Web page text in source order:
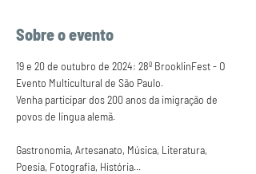
Sobre o evento
19 e 20 de outubro de 2024: 28º BrooklinFest - O
Evento Multicultural de São Paulo.
Venha participar dos 200 anos da imigração de
povos de língua alemã.
Gastronomia, Artesanato, Música, Literatura,
Poesia, Fotografia, História...